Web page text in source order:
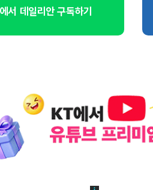
서 데일리안 구독하기